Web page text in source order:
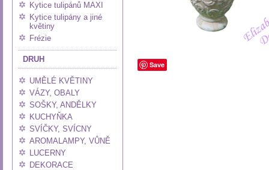
Kytice tulipánů MAXI
Kytice tulipány a jiné
květiny
Frézie
DRUH
UMĚLÉ KVĚTINY
VÁZY, OBALY
SOŠKY, ANDĚLKY
KUCHYŇKA
SVÍČKY, SVÍCNY
AROMALAMPY, VŮNĚ
LUCERNY
DEKORACE
Save